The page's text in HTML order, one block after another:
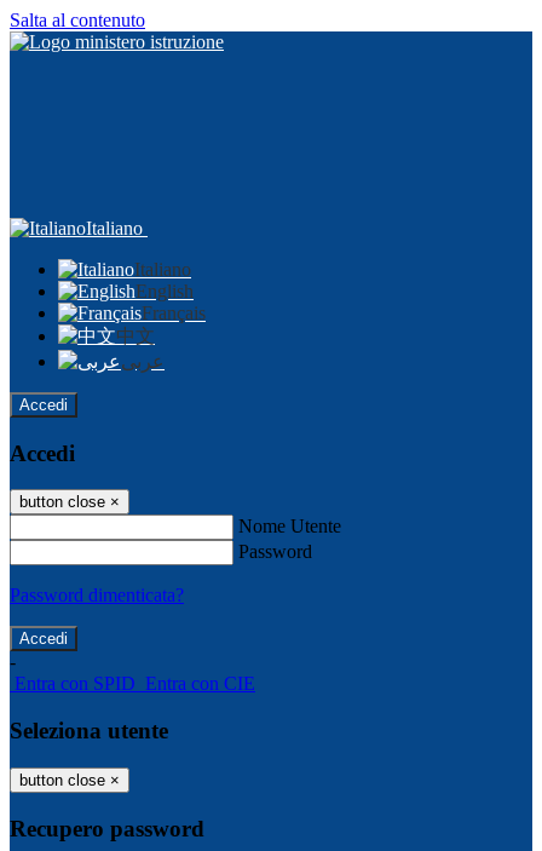
Salta al contenuto
Italiano
Italiano
English
Français
中文
عربى
Accedi
Accedi
button close ×
Nome Utente
Password
Password dimenticata?
-
Entra con SPID Entra con CIE
Seleziona utente
button close ×
Recupero password